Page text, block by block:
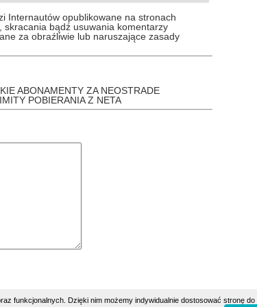
Internautów opublikowane na stronach
bądź usuwania komentarzy
za obraźliwie lub naruszające zasady
ABONAMENTY ZA NEOSTRADE
POBIERANIA Z NETA
Dzięki nim możemy indywidualnie dostosować stronę